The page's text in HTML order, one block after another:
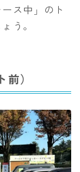
ス中」のト
う。
）